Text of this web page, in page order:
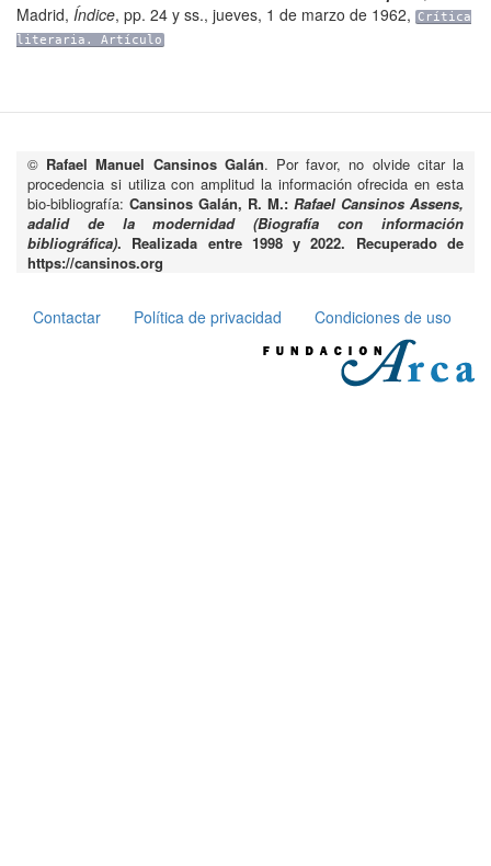
Madrid, Índice, pp. 24 y ss., jueves, 1 de marzo de 1962,
Crítica
literaria. Artículo
© Rafael Manuel Cansinos Galán. Por favor, no olvide citar la
procedencia si utiliza con amplitud la información ofrecida en esta
bio-bibliografía: Cansinos Galán, R. M.: Rafael Cansinos Assens,
adalid de la modernidad (Biografía con información
bibliográfica). Realizada entre 1998 y 2022. Recuperado de
https://cansinos.org
Pie
Contactar Política de privacidad Condiciones de uso